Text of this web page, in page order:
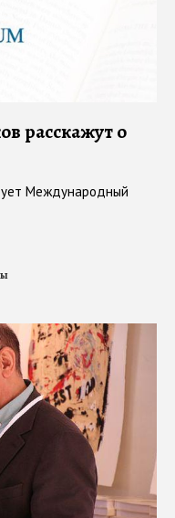
расскажут о
Международный